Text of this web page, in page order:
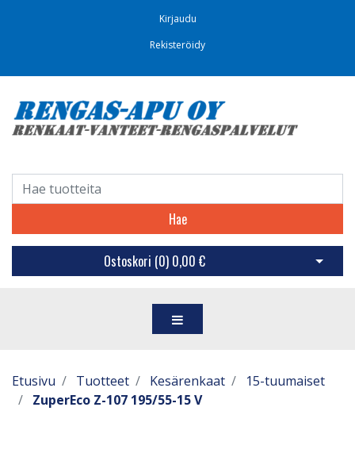
Kirjaudu
Rekisteröidy
Hae
Ostoskori (0) 0,00 € Avaa
Etusivu Tuotteet Kesärenkaat
15-tuumaiset
ZuperEco Z-107 195/55-15 V